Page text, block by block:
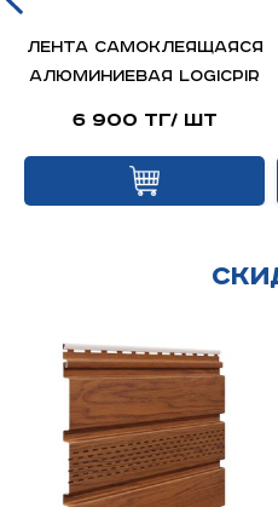
Лента самоклеящаяся
алюминиевая LOGICPIR
6 900 тг/ шт